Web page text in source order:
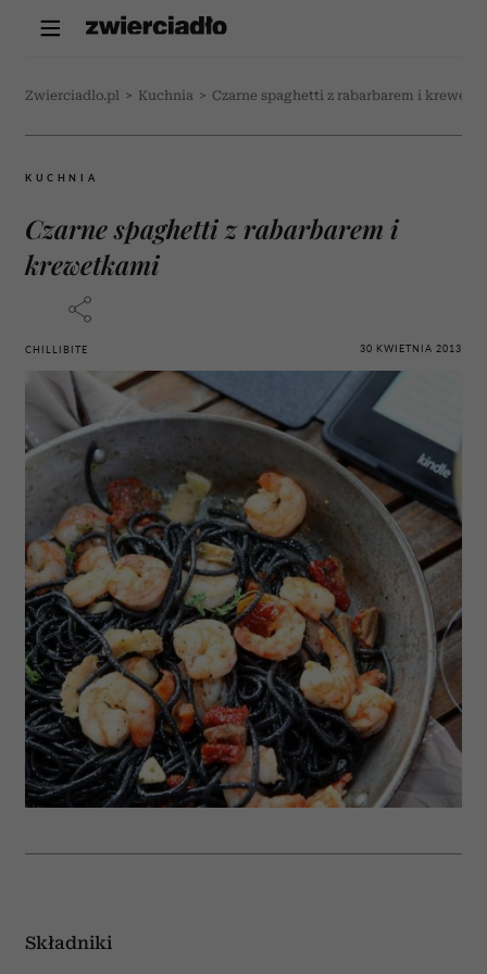
Zwierciadlo.pl > Kuchnia > Czarne spaghetti z rabarbarem i
KUCHNIA
Czarne spaghetti z rabarbarem i
krewetkami
CHILLIBITE 30 KWIETNIA 2013
Składniki